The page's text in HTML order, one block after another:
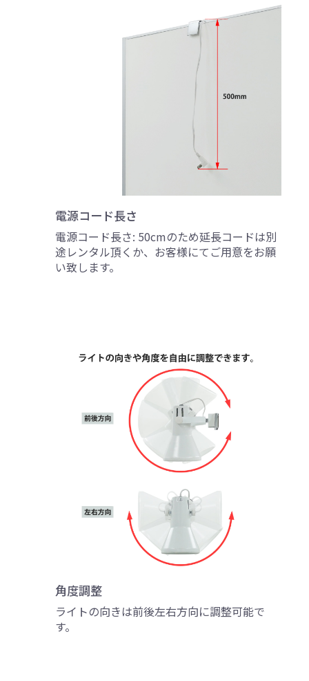
電源コード長さ
電源コード長さ: 50cmのため延長コードは別
途レンタル頂くか、お客様にてご用意をお願
い致します。
角度調整
ライトの向きは前後左右方向に調整可能で
す。